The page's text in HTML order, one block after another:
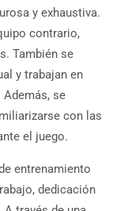
y exhaustiva.
contrario,
También se
y trabajan en
se
con las
el juego.
entrenamiento
dedicación